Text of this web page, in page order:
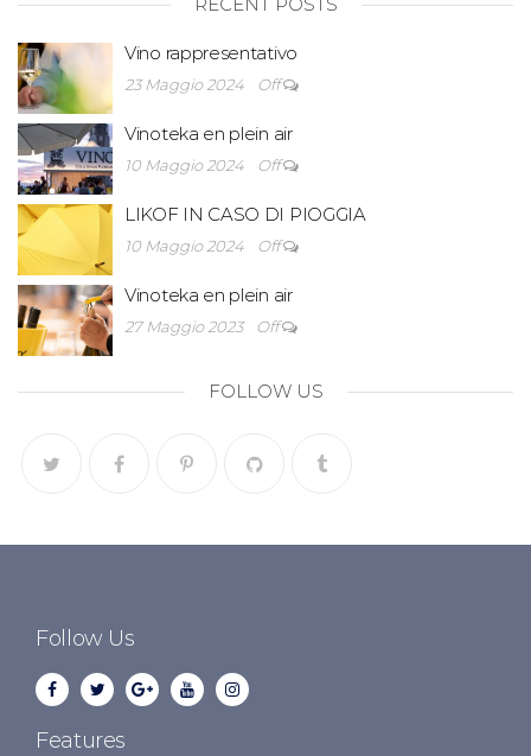
Vino rappresentativo
23 Maggio 2024 Off
Vinoteka en plein air
10 Maggio 2024 Off
LIKOF IN CASO DI PIOGGIA
10 Maggio 2024 Off
Vinoteka en plein air
27 Maggio 2023 Off
FOLLOW US
Follow Us
Features